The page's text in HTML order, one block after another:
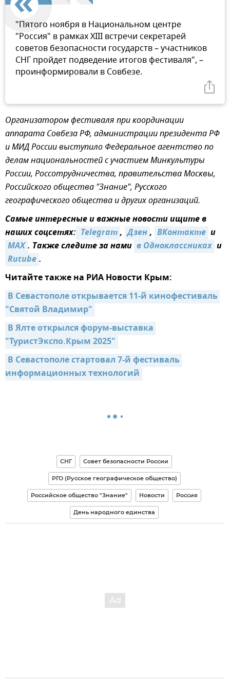
"Пятого ноября в Национальном центре
"Россия" в рамках XIII встречи секретарей
советов безопасности государств – участников
СНГ пройдет подведение итогов фестиваля", –
проинформировали в Совбезе.
Организатором фестиваля при координации
аппарата Совбеза РФ, администрации президента РФ
и МИД России выступило Федеральное агентство по
делам национальностей с участием Минкультуры
России, Россотрудничества, правительства Москвы,
Российского общества "Знание", Русского
географического общества и других организаций.
Самые интересные и важные новости ищите в
наших соцсетях: Telegram, Дзен, ВКонтакте и
MAX. Также следите за нами в Одноклассниках и
Rutube.
Читайте также на РИА Новости Крым:
В Севастополе открывается 11-й кинофестиваль
"Святой Владимир"
В Ялте открылся форум-выставка
"ТуристЭкспо.Крым 2025"
В Севастополе стартовал 7-й фестиваль
информационных технологий
СНГ Совет безопасности России
РГО (Русское географическое общество)
Российское общество "Знание" Новости Россия
День народного единства